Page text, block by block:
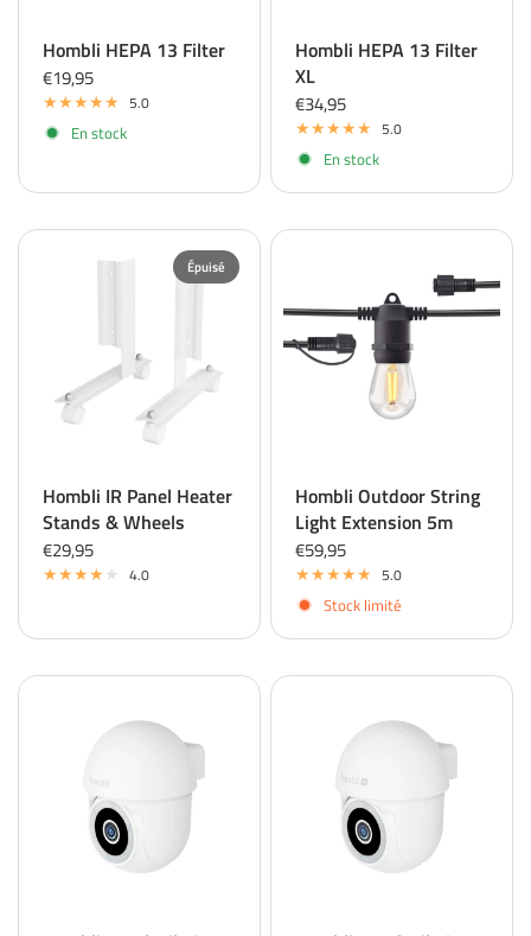
Hombli HEPA 13 Filter
€19,95
5.0
En stock
Hombli HEPA 13 Filter
XL
€34,95
5.0
En stock
Épuisé
Hombli IR Panel Heater
Stands & Wheels
€29,95
4.0
Hombli Outdoor String
Light Extension 5m
€59,95
5.0
Stock limité